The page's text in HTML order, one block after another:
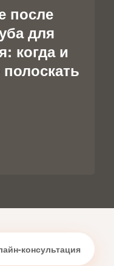
после
для
когда и
консультация